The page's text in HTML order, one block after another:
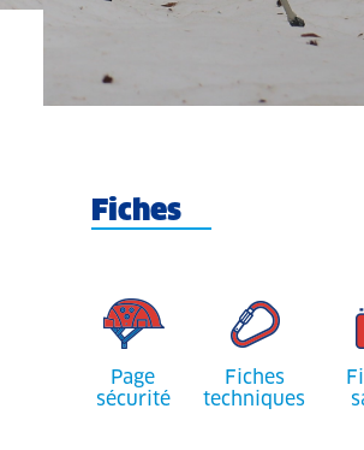
Fiches
Page
sécurité
Fiches
techniques